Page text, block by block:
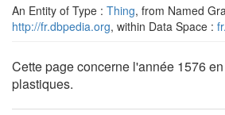
An Entity of Type : Thing, from Named
http://fr.dbpedia.org, within Data Space :
Cette page concerne l'année 1576
plastiques.